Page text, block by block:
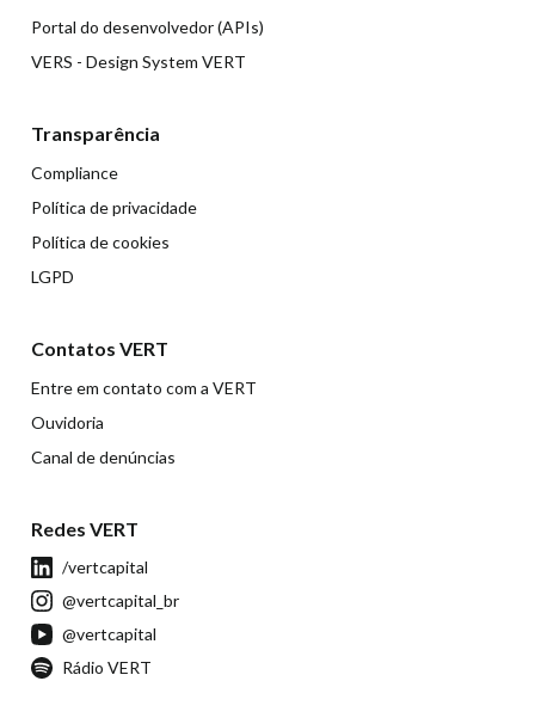
Portal do desenvolvedor (APIs)
VERS - Design System VERT
Transparência
Compliance
Política de privacidade
Política de cookies
LGPD
Contatos VERT
Entre em contato com a VERT
Ouvidoria
Canal de denúncias
Redes VERT
/vertcapital
@vertcapital_br
@vertcapital
Rádio VERT